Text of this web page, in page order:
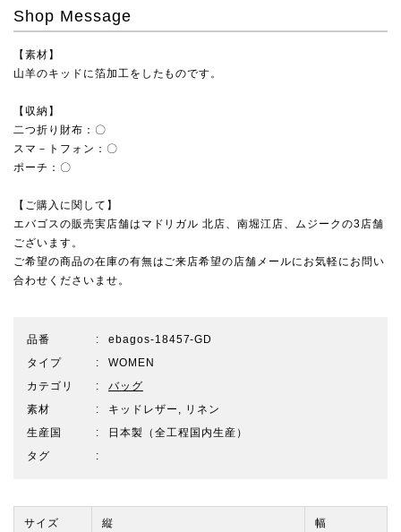
Shop Message
【素材】
山羊のキッドに箔加工をしたものです。
【収納】
二つ折り財布：〇
スマ－トフォン：〇
ポーチ：〇
【ご購入に関して】
エバゴスの販売実店舗は マドリガル 北店、南堀江店、ムジーク の3店舗
ございます。
ご希望の商品の在庫の有無はご来店希望の店舗メールにお気軽にお問い
合わせくださいませ。
品番
ebagos-18457-GD
タイプ
WOMEN
カテゴリ
バッグ
素材
キッドレザー, リネン
生産国
日本製（全工程国内生産）
タグ
サイズ 縦 幅